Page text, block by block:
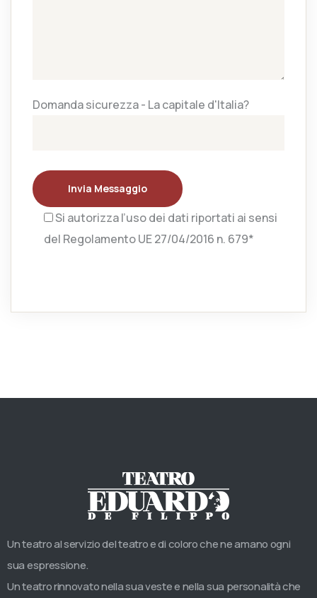
Domanda sicurezza - La capitale d'Italia?
Invia Messaggio
Si autorizza l’uso dei dati riportati ai sensi
del Regolamento UE 27/04/2016 n. 679*
Un teatro al servizio del teatro e di coloro che ne amano ogni
sua espressione.
Un teatro rinnovato nella sua veste e nella sua personalità che